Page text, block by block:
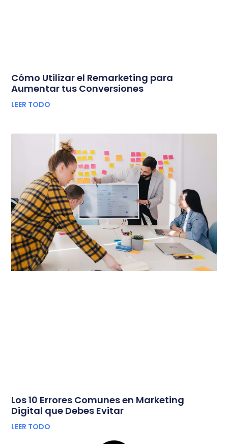
Cómo Utilizar el Remarketing para
Aumentar tus Conversiones
LEER TODO
Los 10 Errores Comunes en Marketing
Digital que Debes Evitar
LEER TODO